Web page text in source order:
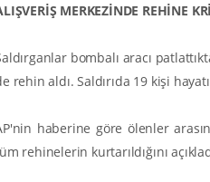
MERKEZİNDE REHİNE
bombalı aracı
rehin aldı. Saldırıda 19 kişi
haberine göre ölenler
rehinelerin kurtarıldığını